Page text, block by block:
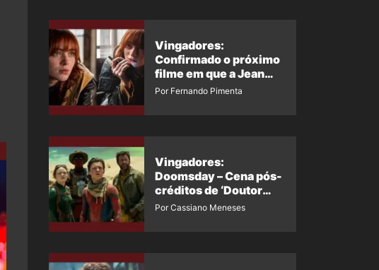
Vingadores:
Confirmado o próximo
filme em que a Jean
Grey irá aparecer
Por Fernando Pimenta
Vingadores:
Doomsday – Cena pós-
créditos de ‘Doutor
Destino’ é revelada
Por Cassiano Meneses